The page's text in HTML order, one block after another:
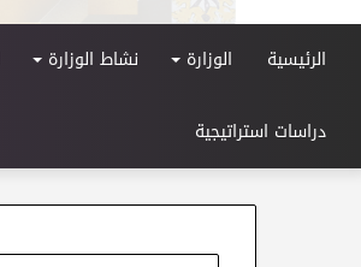
الرئيسية الوزارة نشاط الوزارة
دراسات استراتيجية